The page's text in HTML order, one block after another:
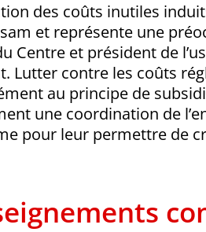
des coûts inutiles
et représente une
Centre et président de
Lutter contre les coûts
au principe de
une coordination de
pour leur permettre de